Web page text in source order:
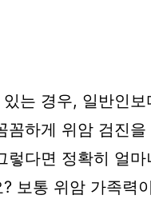
는 경우, 일반인
꼼하게 위암 검진
렇다면 정확히 얼
보통 위암 가족력